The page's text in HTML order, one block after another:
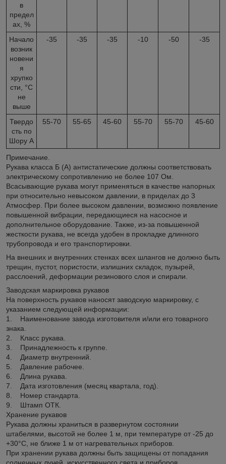
в
предел
ах, %
Начало
возник
новени
я
хрупко
сти, °С
не
выше
-35 -35 -35 -10 -50 -35
Твердо
сть по
Шору А
55-70 55-65 45-60 55-70 55-70 45-60
Примечание.
Рукава класса Б (А) антистатические должны соответствовать
электрическому сопротивлению не более 107 Ом.
Всасывающие рукава могут применяться в качестве напорных
при относительно невысоком давлении, в приделах до 3
Атмосфер. При более высоком давлении, возможно появление
повышенной вибрации, передающиеся на насосное и
дополнительное оборудование. Также, из-за повышенной
жесткости рукава, не всегда удобен в прокладке длинного
трубопровода и его транспортировки.
На внешних и внутренних стенках всех шлангов не должно быть
трещин, пустот, пористости, излишних складок, пузырей,
расслоений, деформации резинового слоя и спирали.
Заводская маркировка рукавов
На поверхность рукавов наносят заводскую маркировку, с
указанием следующей информации:
1. Наименование завода изготовителя и/или его товарного
знака.
2. Класс рукава.
3. Принадлежность к группе.
4. Диаметр внутренний.
5. Давление рабочее.
6. Длина рукава.
7. Дата изготовления (месяц квартала, год).
8. Номер стандарта.
9. Штамп ОТК.
Хранение рукавов
Рукава должны храниться в развернутом состоянии
штабелями, высотой не более 1 м, при температуре от -25 до
+30°С, не ближе 1 м от нагревательных приборов.
При хранении рукава должны быть защищены от попадания
солнечных лучей, искусственного света и приборов